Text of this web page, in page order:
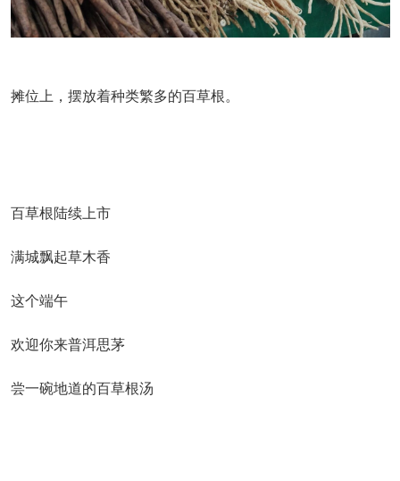
摊位上，摆放着种类繁多的百草根。
百草根陆续上市
满城飘起草木香
这个端午
欢迎你来普洱思茅
尝一碗地道的百草根汤